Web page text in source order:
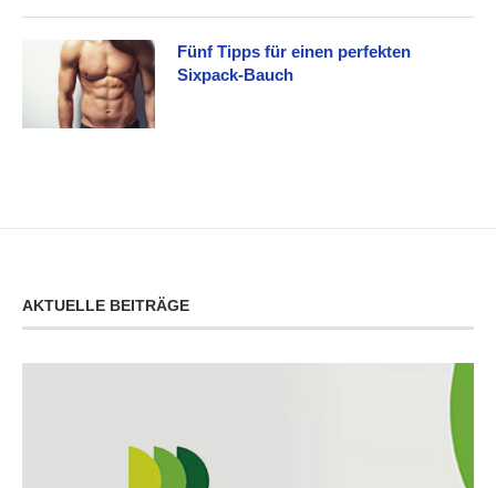
Fünf Tipps für einen perfekten
Sixpack-Bauch
AKTUELLE BEITRÄGE